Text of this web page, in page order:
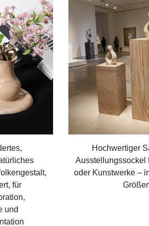
für
und
Hochwertiger
Ausstellungssockel
oder Kunstwerke –